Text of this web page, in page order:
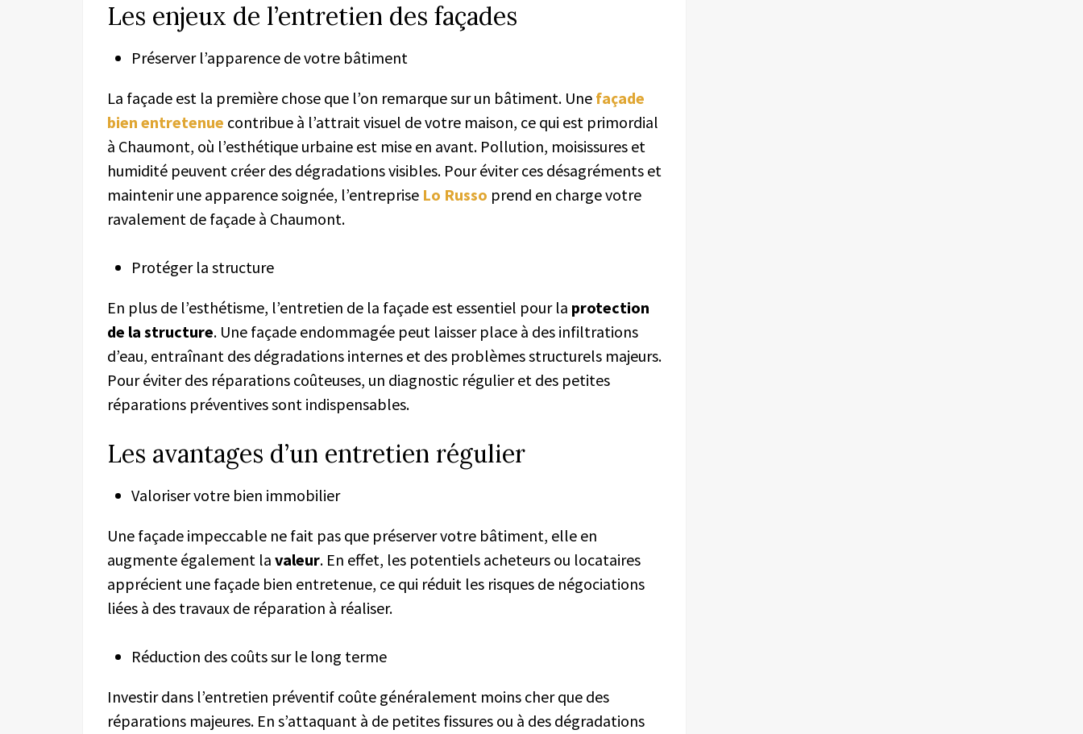
Les enjeux de l’entretien des façades
Préserver l’apparence de votre bâtiment
La façade est la première chose que l’on remarque sur un bâtiment. Une façade
bien entretenue contribue à l’attrait visuel de votre maison, ce qui est primordial
à Chaumont, où l’esthétique urbaine est mise en avant. Pollution, moisissures et
humidité peuvent créer des dégradations visibles. Pour éviter ces désagréments et
maintenir une apparence soignée, l’entreprise Lo Russo prend en charge votre
ravalement de façade à Chaumont.
Protéger la structure
En plus de l’esthétisme, l’entretien de la façade est essentiel pour la protection
de la structure. Une façade endommagée peut laisser place à des infiltrations
d’eau, entraînant des dégradations internes et des problèmes structurels majeurs.
Pour éviter des réparations coûteuses, un diagnostic régulier et des petites
réparations préventives sont indispensables.
Les avantages d’un entretien régulier
Valoriser votre bien immobilier
Une façade impeccable ne fait pas que préserver votre bâtiment, elle en
augmente également la valeur. En effet, les potentiels acheteurs ou locataires
apprécient une façade bien entretenue, ce qui réduit les risques de négociations
liées à des travaux de réparation à réaliser.
Réduction des coûts sur le long terme
Investir dans l’entretien préventif coûte généralement moins cher que des
réparations majeures. En s’attaquant à de petites fissures ou à des dégradations